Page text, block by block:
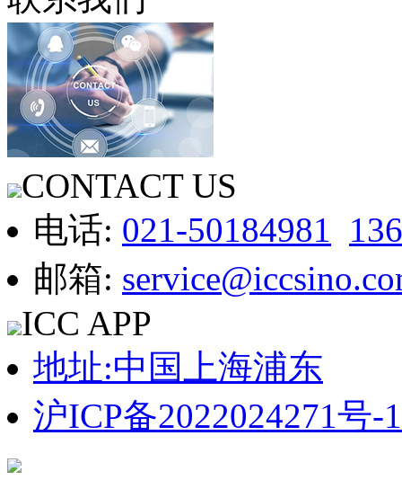
CONTACT US
电话: 021-50184981
邮箱:
ICC APP
地址:中国上海浦东
沪ICP备2022024271号-1